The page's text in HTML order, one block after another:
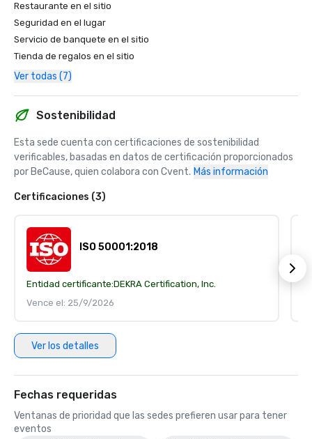
Restaurante en el sitio
Seguridad en el lugar
Servicio de banquete en el sitio
Tienda de regalos en el sitio
Ver todas (7)
Sostenibilidad
Esta sede cuenta con certificaciones de sostenibilidad
verificables, basadas en datos de certificación proporcionados
por BeCause, quien colabora con Cvent. Más información
Certificaciones (3)
ISO 50001:2018
Entidad certificante:DEKRA Certification, Inc.
Vence el: 25/9/2026
Ver los detalles
Fechas requeridas
Ventanas de prioridad que las sedes prefieren usar para tener
eventos